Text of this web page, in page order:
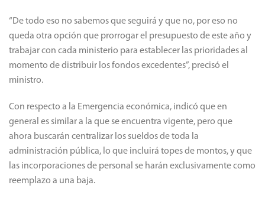
“De todo eso no sabemos que seguirá y que no, por eso no
queda otra opción que prorrogar el presupuesto de este año y
trabajar con cada ministerio para establecer las prioridades al
momento de distribuir los fondos excedentes”, precisó el
ministro.
Con respecto a la Emergencia económica, indicó que en
general es similar a la que se encuentra vigente, pero que
ahora buscarán centralizar los sueldos de toda la
administración pública, lo que incluirá topes de montos, y que
las incorporaciones de personal se harán exclusivamente como
reemplazo a una baja.